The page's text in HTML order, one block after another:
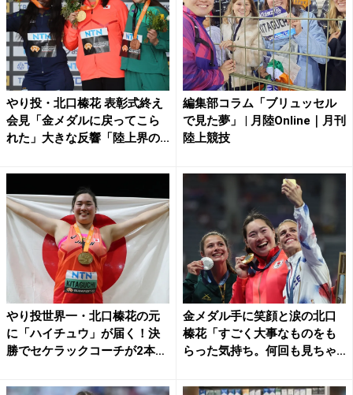
やり投・北口榛花 表彰式終え
会見「金メダルに戻ってこら
れた」大きな反響「陸上界の...
編集部コラム「ブリュッセル
で見た夢」 | 月陸Online｜月刊
陸上競技
やり投世界一・北口榛花の元
に「ハイチュウ」が届く！決
勝でセケラックコーチが2本
金メダル手に笑顔と涙の北口
榛花「すごく大事なものをも
らった気持ち。何回も見ちゃ